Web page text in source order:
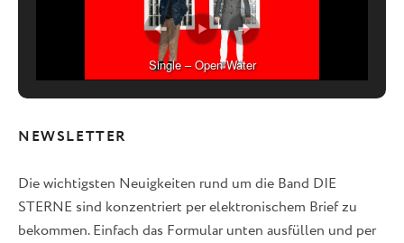
Single – Open Water
NEWSLETTER
Die wichtigsten Neuigkeiten rund um die Band DIE
STERNE sind konzentriert per elektronischem Brief zu
bekommen. Einfach das Formular unten ausfüllen und per